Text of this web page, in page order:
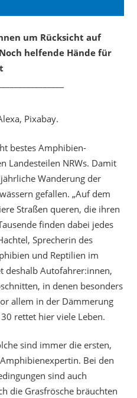
um Rücksicht auf
helfende Hände für
Pixabay.
bestes Amphibien-
Landesteilen NRWs. Damit
Wanderung der
gefallen. „Auf dem
Straßen queren, die ihren
finden dabei jedes
Sprecherin des
und Reptilien im
deshalb Autofahrer:innen,
in denen besonders
allem in der Dämmerung
rettet hier viele Leben.
sind immer die ersten,
Bei den
sind auch
die Grasfrösche bräuchten